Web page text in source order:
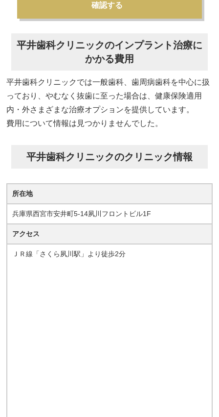
確認する
平井歯科クリニックのインプラント治療に
かかる費用
平井歯科クリニックでは一般歯科、歯周病歯科を中心に扱
っており、やむなく抜歯に至った場合は、健康保険適用
内・外さまざまな治療オプションを提供しています。
費用について情報は見つかりませんでした。
平井歯科クリニックのクリニック情報
所在地
兵庫県西宮市安井町5-14夙川フロントビル1F
アクセス
ＪＲ線「さくら夙川駅」より徒歩2分